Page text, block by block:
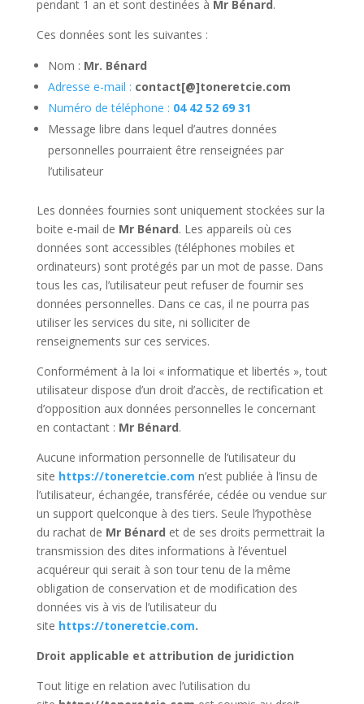
pendant 1 an et sont destinées à Mr Bénard.
Ces données sont les suivantes :
Nom : Mr. Bénard
Adresse e-mail : contact[@]toneretcie.com
Numéro de téléphone : 04 42 52 69 31
Message libre dans lequel d’autres données
personnelles pourraient être renseignées par
l’utilisateur
Les données fournies sont uniquement stockées sur la
boite e-mail de Mr Bénard. Les appareils où ces
données sont accessibles (téléphones mobiles et
ordinateurs) sont protégés par un mot de passe. Dans
tous les cas, l’utilisateur peut refuser de fournir ses
données personnelles. Dans ce cas, il ne pourra pas
utiliser les services du site, ni solliciter de
renseignements sur ces services.
Conformément à la loi « informatique et libertés », tout
utilisateur dispose d’un droit d’accès, de rectification et
d’opposition aux données personnelles le concernant
en contactant : Mr Bénard.
Aucune information personnelle de l’utilisateur du
site https://toneretcie.com n’est publiée à l’insu de
l’utilisateur, échangée, transférée, cédée ou vendue sur
un support quelconque à des tiers. Seule l’hypothèse
du rachat de Mr Bénard et de ses droits permettrait la
transmission des dites informations à l’éventuel
acquéreur qui serait à son tour tenu de la même
obligation de conservation et de modification des
données vis à vis de l’utilisateur du
site https://toneretcie.com.
Droit applicable et attribution de juridiction
Tout litige en relation avec l’utilisation du